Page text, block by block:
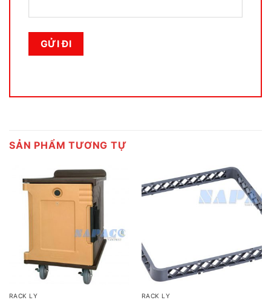
SẢN PHẨM TƯƠNG TỰ
RACK LY RACK LY